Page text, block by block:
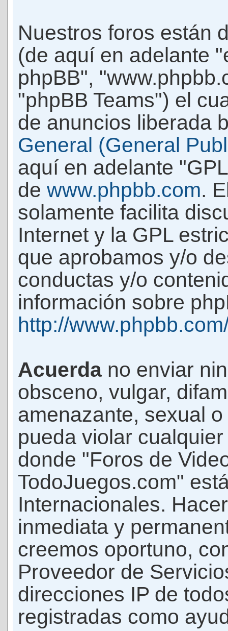
Nuestros foros están
(de aquí en adelante
phpBB",
"phpBB Teams") el
de anuncios liberada
General (General
aquí en adelante
de www.phpbb.com.
solamente facilita
Internet y la GPL
que aprobamos y/o
conductas y/o
información sobre
http://
Acuerda no enviar
obsceno, vulgar,
amenazante, sexual
pueda violar
donde "Foros de
TodoJuegos.com"
Internacionales.
inmediata y
creemos oportuno,
Proveedor de
direcciones IP de
registradas como